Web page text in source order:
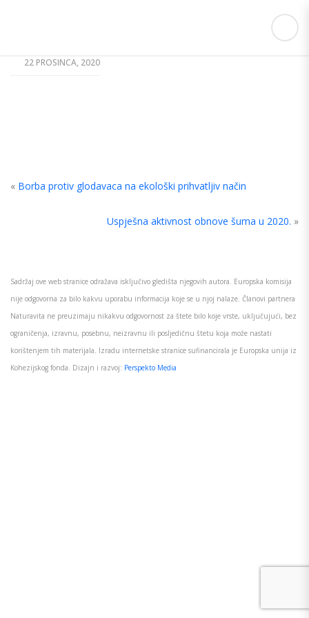
22 PROSINCA, 2020
« Borba protiv glodavaca na ekološki prihvatljiv način
Uspješna aktivnost obnove šuma u 2020. »
Sadržaj ove web stranice odražava isključivo gledišta njegovih autora. Europska komisija
nije odgovorna za bilo kakvu uporabu informacija koje se u njoj nalaze. Članovi partnera
Naturavita ne preuzimaju nikakvu odgovornost za štete bilo koje vrste, uključujući, bez
ograničenja, izravnu, posebnu, neizravnu ili posljedičnu štetu koja može nastati
korištenjem tih materijala. Izradu internetske stranice sufinancirala je Europska unija iz
Kohezijskog fonda. Dizajn i razvoj: Perspekto Media